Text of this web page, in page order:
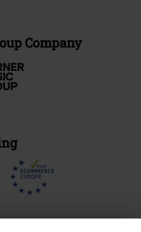
Company